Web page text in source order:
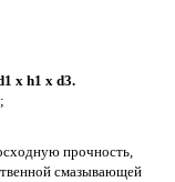
x h1 x d3.
;
прочность,
смазывающей